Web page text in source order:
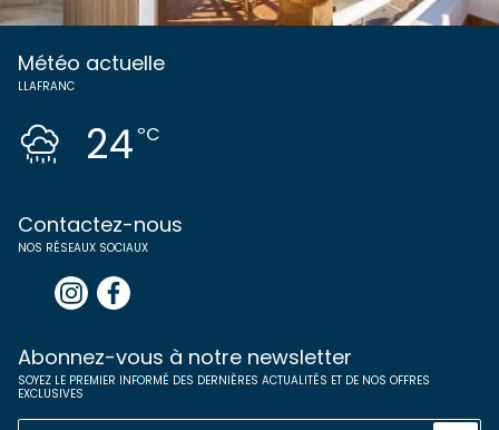
Météo actuelle
LLAFRANC
24ºC
Contactez-nous
NOS RÉSEAUX SOCIAUX
Abonnez-vous à notre newsletter
SOYEZ LE PREMIER INFORMÉ DES DERNIÈRES ACTUALITÉS ET DE NOS OFFRES
EXCLUSIVES